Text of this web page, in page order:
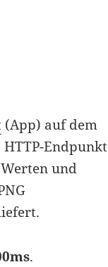
(App) auf dem
HTTP-Endpunkt
und
.